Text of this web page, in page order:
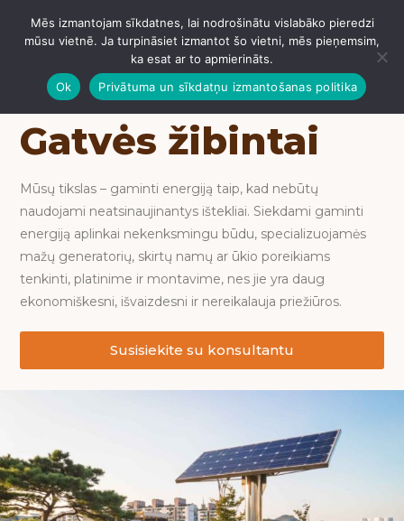
IZVĒLNE
Gatvės žibintai
Mūsų tikslas – gaminti energiją taip, kad nebūtų
naudojami neatsinaujinantys ištekliai. Siekdami gaminti
energiją aplinkai nekenksmingu būdu, specializuojamės
mažų generatorių, skirtų namų ar ūkio poreikiams
tenkinti, platinime ir montavime, nes jie yra daug
ekonomiškesni, išvaizdesni ir nereikalauja priežiūros.
Susisiekite su konsultantu
Mēs izmantojam sīkdatnes, lai nodrošinātu vislabāko pieredzi
mūsu vietnē. Ja turpināsiet izmantot šo vietni, mēs pieņemsim,
ka esat ar to apmierināts.
Ok
Privātuma un sīkdatņu izmantošanas politika